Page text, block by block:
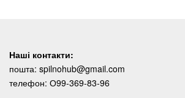
Наші контакти:
пошта: spilnohub@gmail.com
телефон: О99-369-83-96